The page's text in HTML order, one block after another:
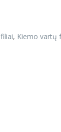
, Kiemo vartų